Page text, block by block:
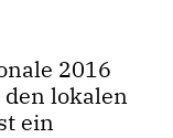
2016
lokalen
ein